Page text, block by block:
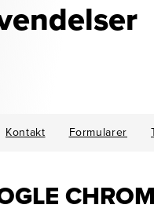
Kontakt Formularer